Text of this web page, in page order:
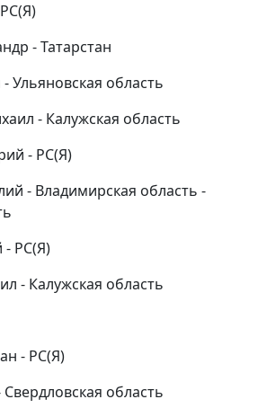
- Татарстан
Ульяновская область
- Калужская область
- РС(Я)
- Владимирская область -
- РС(Я)
- Калужская область
- РС(Я)
область